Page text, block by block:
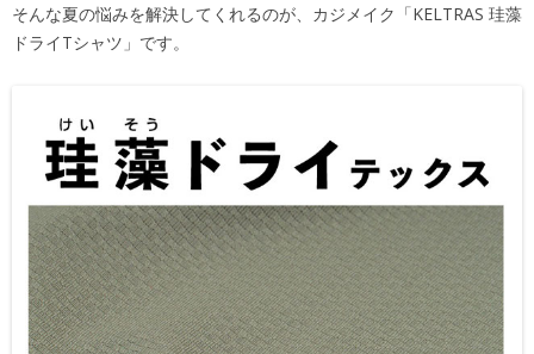
そんな夏の悩みを解決してくれるのが、カジメイク「KELTRAS 珪藻
ドライTシャツ」です。